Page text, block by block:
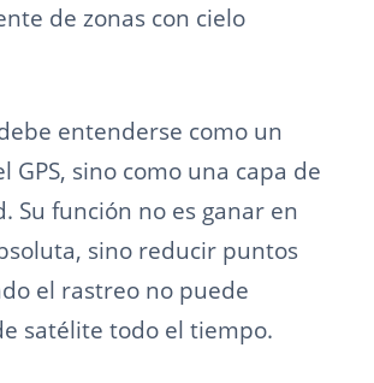
de zonas con cielo
entenderse como un
GPS, sino como una capa de
Su función no es ganar en
sino reducir puntos
el rastreo no puede
satélite todo el tiempo.